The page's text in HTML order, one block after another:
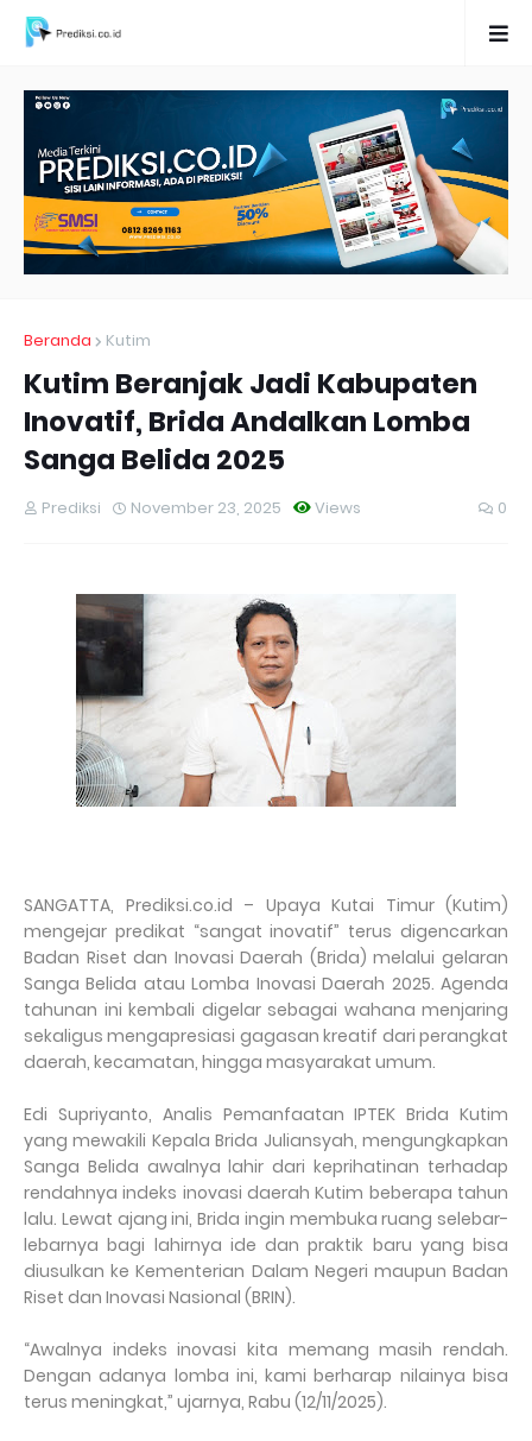
Beranda Kutim
Kutim Beranjak Jadi Kabupaten
Inovatif, Brida Andalkan Lomba
Sanga Belida 2025
Prediksi Views
November 23, 2025 0
SANGATTA, Prediksi.co.id – Upaya Kutai Timur (Kutim)
mengejar predikat “sangat inovatif” terus digencarkan
Badan Riset dan Inovasi Daerah (Brida) melalui gelaran
Sanga Belida atau Lomba Inovasi Daerah 2025. Agenda
tahunan ini kembali digelar sebagai wahana menjaring
sekaligus mengapresiasi gagasan kreatif dari perangkat
daerah, kecamatan, hingga masyarakat umum.
Edi Supriyanto, Analis Pemanfaatan IPTEK Brida Kutim
yang mewakili Kepala Brida Juliansyah, mengungkapkan
Sanga Belida awalnya lahir dari keprihatinan terhadap
rendahnya indeks inovasi daerah Kutim beberapa tahun
lalu. Lewat ajang ini, Brida ingin membuka ruang selebar-
lebarnya bagi lahirnya ide dan praktik baru yang bisa
diusulkan ke Kementerian Dalam Negeri maupun Badan
Riset dan Inovasi Nasional (BRIN).
“Awalnya indeks inovasi kita memang masih rendah.
Dengan adanya lomba ini, kami berharap nilainya bisa
terus meningkat,” ujarnya, Rabu (12/11/2025).